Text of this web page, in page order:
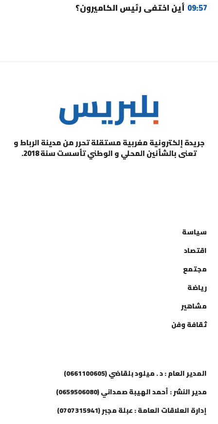
09:57 أين اختفى رئيس الكاميرون؟
جريدة إلكترونية مغربية مستقلة تحرر من مدينة الرباط و
تعنى بالشأنين المحلي و الوطني تأسست سنة 2018.
سياسة
اقتصاد
مجتمع
رياضة
مشاهير
ثقافة وفن
المدير العام : د . ميلود بلقاضي (0661100605)
مدير النشر : أحمد الهيبة صمداني (0659506080)
إدارة العلاقات العامة : عبلة مجبر (0707315941)